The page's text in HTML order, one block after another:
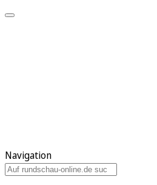
Navigation